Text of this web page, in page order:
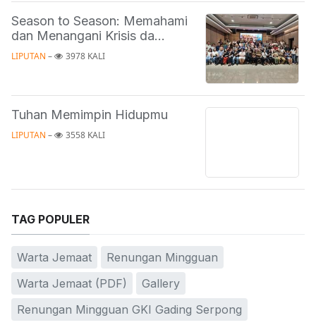
Season to Season: Memahami
dan Menangani Krisis da...
LIPUTAN – 3978 KALI
Tuhan Memimpin Hidupmu
LIPUTAN – 3558 KALI
TAG POPULER
Warta Jemaat
Renungan Mingguan
Warta Jemaat (PDF)
Gallery
Renungan Mingguan GKI Gading Serpong